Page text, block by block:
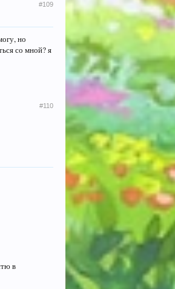
#109
но
со мной? я
#110
в